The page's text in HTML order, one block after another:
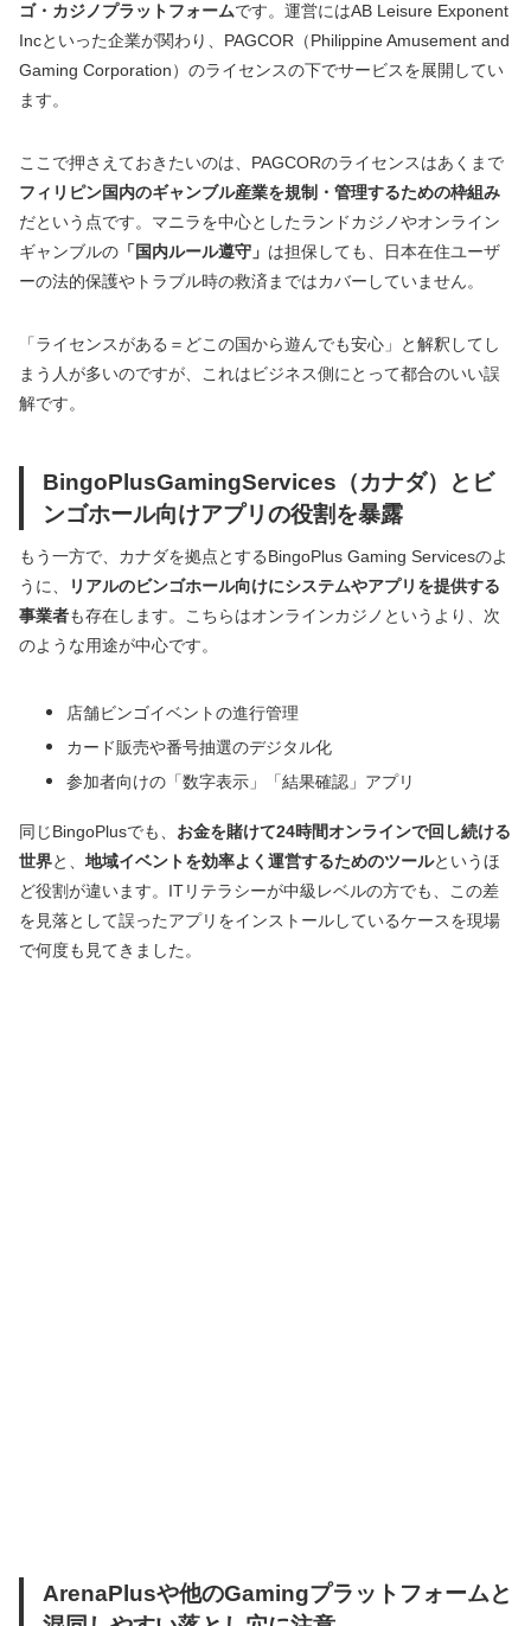
ゴ・カジノプラットフォームです。運営にはAB Leisure Exponent
Incといった企業が関わり、PAGCOR（Philippine Amusement and
Gaming Corporation）のライセンスの下でサービスを展開してい
ます。
ここで押さえておきたいのは、PAGCORのライセンスはあくまで
フィリピン国内のギャンブル産業を規制・管理するための枠組み
だという点です。マニラを中心としたランドカジノやオンライン
ギャンブルの 「国内ルール遵守」 は担保しても、日本在住ユーザ
ーの法的保護やトラブル時の救済まではカバーしていません。
「ライセンスがある＝どこの国から遊んでも安心」と解釈してし
まう人が多いのですが、これはビジネス側にとって都合のいい誤
解です。
BingoPlusGamingServices（カナダ）とビ
ンゴホール向けアプリの役割を暴露
もう一方で、カナダを拠点とするBingoPlus Gaming Servicesのよ
うに、
リアルのビンゴホール向けにシステムやアプリを提供する
事業者も存在します。こちらはオンラインカジノというより、次
のような用途が中心です。
店舗ビンゴイベントの進行管理
カード販売や番号抽選のデジタル化
参加者向けの「数字表示」「結果確認」アプリ
同じBingoPlusでも、 お金を賭けて24時間オンラインで回し続ける
世界と、 地域イベントを効率よく運営するためのツールというほ
ど役割が違います。ITリテラシーが中級レベルの方でも、この差
を見落として誤ったアプリをインストールしているケースを現場
で何度も見てきました。
ArenaPlusや他のGamingプラットフォームと